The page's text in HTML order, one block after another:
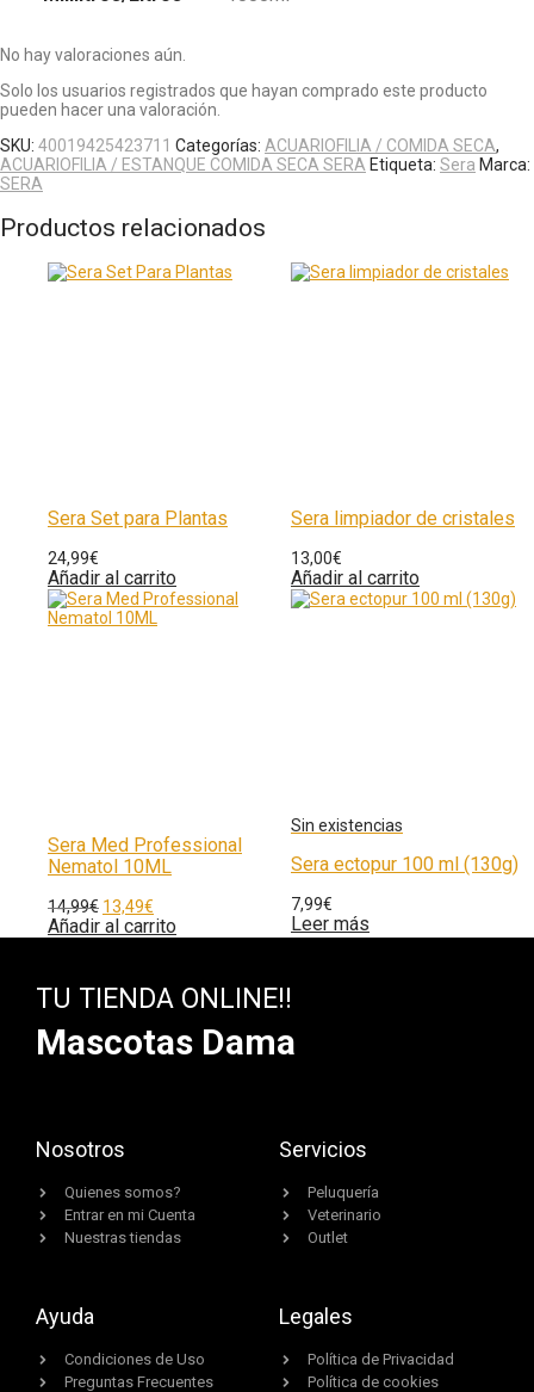
No hay valoraciones aún.
Solo los usuarios registrados que hayan comprado este producto
pueden hacer una valoración.
SKU: 40019425423711 Categorías: ACUARIOFILIA / COMIDA SECA,
ACUARIOFILIA / ESTANQUE COMIDA SECA SERA Etiqueta: Sera Marca:
SERA
Productos relacionados
Sera Set para Plantas
24,99€
Añadir al carrito
Sera limpiador de cristales
13,00€
Añadir al carrito
Sera Med Professional
Nematol 10ML
14,99€ 13,49€
Añadir al carrito
Sera ectopur 100 ml (130g)
7,99€
Leer más
TU TIENDA ONLINE!!
Mascotas Dama
Nosotros
Quienes somos?
Entrar en mi Cuenta
Nuestras tiendas
Servicios
Peluquería
Veterinario
Outlet
Ayuda
Condiciones de Uso
Preguntas Frecuentes
Legales
Política de Privacidad
Política de cookies